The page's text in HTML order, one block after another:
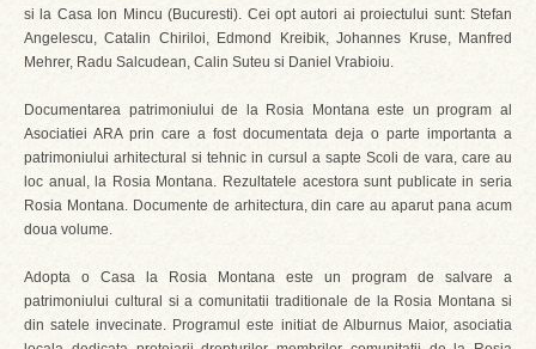
si la Casa Ion Mincu (Bucuresti). Cei opt autori ai proiectului sunt: Stefan
Angelescu, Catalin Chiriloi, Edmond Kreibik, Johannes Kruse, Manfred
Mehrer, Radu Salcudean, Calin Suteu si Daniel Vrabioiu.
Documentarea patrimoniului de la Rosia Montana este un program al
Asociatiei ARA prin care a fost documentata deja o parte importanta a
patrimoniului arhitectural si tehnic in cursul a sapte Scoli de vara, care au
loc anual, la Rosia Montana. Rezultatele acestora sunt publicate in seria
Rosia Montana. Documente de arhitectura, din care au aparut pana acum
doua volume.
Adopta o Casa la Rosia Montana este un program de salvare a
patrimoniului cultural si a comunitatii traditionale de la Rosia Montana si
din satele invecinate. Programul este initiat de Alburnus Maior, asociatia